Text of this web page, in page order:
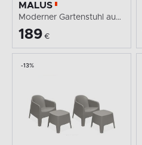
MALUS
Moderner Gartenstuhl aus Polypropylen weiß
189 €
-13%